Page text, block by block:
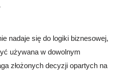
nadaje się do logiki biznesowej,
używana w dowolnym
złożonych decyzji opartych na